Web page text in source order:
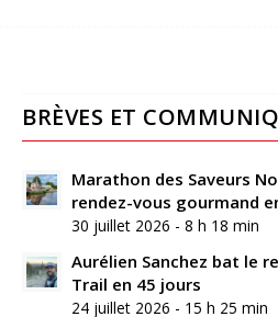
BRÈVES ET
Marathon des Saveurs
rendez-vous gourmand
30 juillet 2026 - 8 h 18 min
Aurélien Sanchez bat le
Trail en 45 jours
24 juillet 2026 - 15 h 25 min